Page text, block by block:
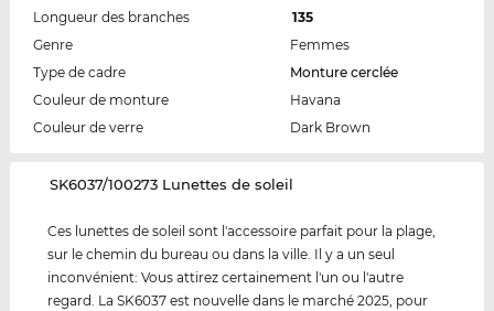
Longueur des branches
135
Genre
Femmes
Type de cadre
Monture cerclée
Couleur de monture
Havana
Couleur de verre
Dark Brown
‌SK6037/100273 Lunettes de soleil
Ces lunettes de soleil sont l'accessoire parfait pour la plage,
sur le chemin du bureau ou dans la ville. Il y a un seul
inconvénient: Vous attirez certainement l'un ou l'autre
regard. La SK6037 est nouvelle dans le marché 2025, pour